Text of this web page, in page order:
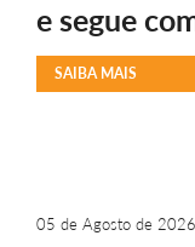
e segue
SAIBA MAIS
05 de Agosto de 2026